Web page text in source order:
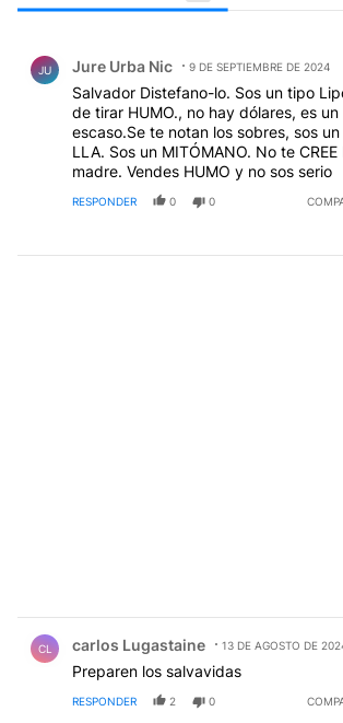
JU Jure Urba Nic 9 DE SEPTIEMBRE DE 2024
Salvador Distefano-lo. Sos un tipo
de tirar HUMO., no hay dólares, es
escaso.Se te notan los sobres, sos
LLA. Sos un MITÓMANO. No te CREE
madre. Vendes HUMO y no sos serio
RESPONDER 0 0
CL carlos Lugastaine 13 DE AGOSTO DE
Preparen los salvavidas
RESPONDER 2 0